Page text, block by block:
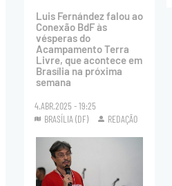
Luis Fernández falou ao
Conexão BdF às
vésperas do
Acampamento Terra
Livre, que acontece em
Brasília na próxima
semana
4.ABR.2025 - 19:25
BRASÍLIA (DF)
REDAÇÃO